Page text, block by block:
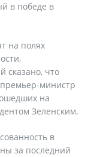
в победе в
на полях
сказано, что
министр
на
Зеленским.
в
за последний